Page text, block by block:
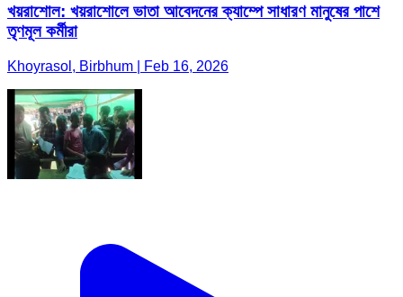
খয়রাশোল: খয়রাশোলে ভাতা আবেদনের ক্যাম্পে সাধারণ মানুষের পাশে
তৃণমূল কর্মীরা
Khoyrasol, Birbhum | Feb 16, 2026